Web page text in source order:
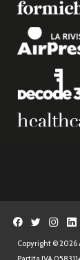
Copyright © 2026